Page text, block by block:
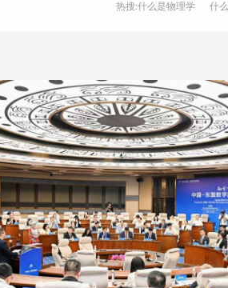
热搜:什么是物理学 什